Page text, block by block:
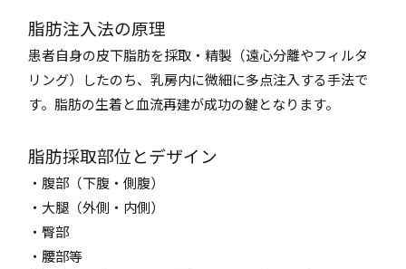
脂肪注入法の原理
患者自身の皮下脂肪を採取・精製（遠心分離やフィルタ
リング）したのち、乳房内に微細に多点注入する手法で
す。脂肪の生着と血流再建が成功の鍵となります。
脂肪採取部位とデザイン
・腹部（下腹・側腹）
・大腿（外側・内側）
・臀部
・腰部等